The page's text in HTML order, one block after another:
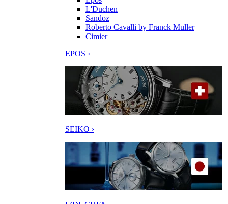
L'Duchen
Sandoz
Roberto Cavalli by Franck Muller
Cimier
EPOS ›
SEIKO ›